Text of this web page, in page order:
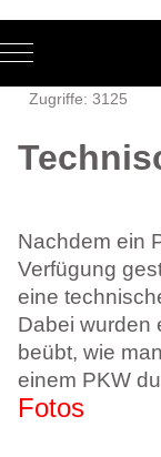
Mobile Menu Toggle
Zugriffe: 3125
Nachdem ein
Verfügung
eine
Dabei wurden
beübt, wie
einem PKW
Fotos